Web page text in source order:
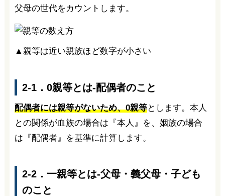
父母の世代をカウントします。
▲親等は近い親族ほど数字が小さい
2-1．0親等とは-配偶者のこと
配偶者には親等がないため、0親等とします。本人
との関係が血族の場合は『本人』を、姻族の場合
は『配偶者』を基準に計算します。
2-2．一親等とは-父母・義父母・子ども
のこと